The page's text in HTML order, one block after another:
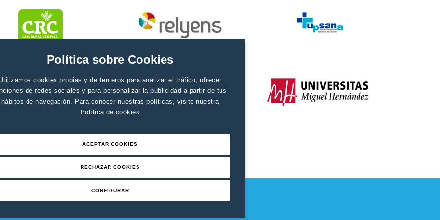
Política sobre Cookies
cookies propias y de terceros para analizar el tráfico, ofrecer
de redes sociales y para personalizar la publicidad a partir de tus
hábitos de navegación. Para conocer nuestras políticas, visite nuestra
Política de cookies
ACEPTAR COOKIES
RECHAZAR COOKIES
CONFIGURAR
Aviso legal Canal de denucias